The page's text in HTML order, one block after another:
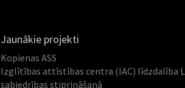
Jaunākie projekti
Kopienas ASS
Izglītības attīstības centra (IAC) līdzdalība
sabiedrības stiprināšanā